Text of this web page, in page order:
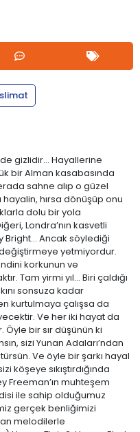
gizlidir… Hayallerine
bir Alman kasabasında
sahne alıp o güzel
hırsa dönüşüp onu
dolu bir yola
Londra’nın kasvetli
Bright… Ancak söylediği
değiştirmeye yetmiyordur.
korkunun ve
Tam yirmi yıl… Biri çaldığı
sonsuza kadar
kurtulmaya çalışsa da
Ve her iki hayat da
Öyle bir sır düşünün ki
sizi Yunan Adaları’ndan
Ve öyle bir şarkı hayal
köşeye sıkıştırdığında
Freeman’ın muhteşem
ile sahip olduğumuz
gerçek benliğimizi
melodilerle